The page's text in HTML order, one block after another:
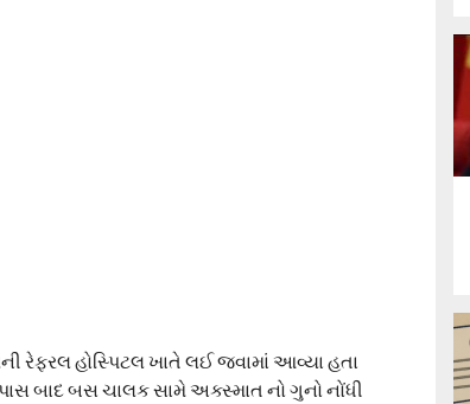
રેફરલ હોસ્પિટલ ખાતે લઈ જવામાં આવ્યા હતા
બાદ બસ ચાલક સામે અક્સ્માત નો ગુનો નોંધી